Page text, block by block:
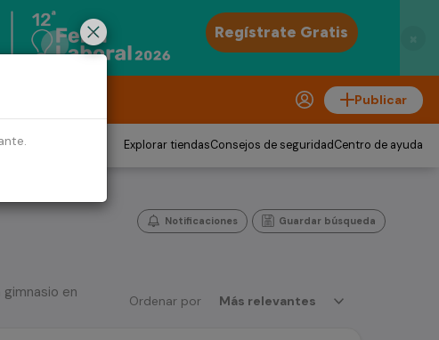
Publicar
Explorar tiendasConsejos de seguridadCentro de ayuda
Notificaciones Guardar búsqueda
Ordenar por Más relevantes
en